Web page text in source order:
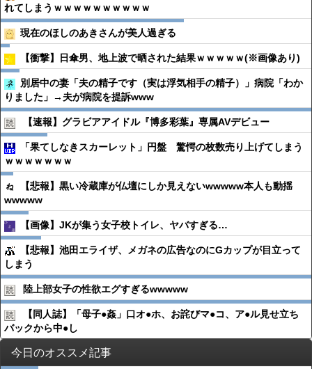
れてしまうｗｗｗｗｗｗｗｗｗｗ
現在のほしのあきさんが美人過ぎる
【衝撃】日傘男、地上波で晒された結果ｗｗｗｗｗ(※画像あり)
別居中の妻「夫の精子です（実は浮気相手の精子）」病院「わか
りました」→夫が病院を提訴www
【速報】グラビアアイドル『博多彩葉』専属AVデビュー
「果てしなきスカーレット」円盤 驚愕の枚数売り上げてしまう
ｗｗｗｗｗｗｗ
【悲報】黒い冷蔵庫が仏壇にしか見えないwwwww本人も動揺
wwwww
【画像】JKが集う女子校トイレ、ヤバすぎる…
【悲報】池田エライザ、メガネの広告なのにGカップが目立って
しまう
陸上部女子の性欲エグすぎるwwwww
【同人誌】「母子●︎姦」口オ●︎ホ、お詫びマ●︎コ、ア●︎ル見せ立ち
バックから中●︎し
今日のオススメ記事